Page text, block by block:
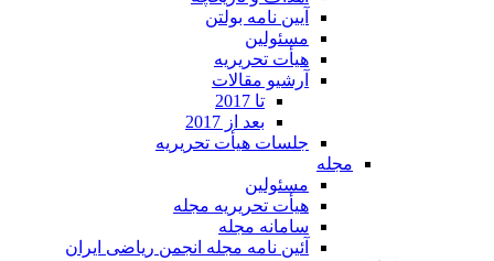
آیین نامه بولتن
مسئولین
هیأت تحریریه
آرشیو مقالات
تا 2017
بعد از 2017
جلسات هیأت تحریریه
مجله
مسئولین
هیأت تحریریه مجله
سامانه مجله
آئین نامه مجله انجمن ریاضی ایران